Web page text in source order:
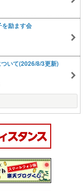
励ます会
いて(2026/8/3更新)